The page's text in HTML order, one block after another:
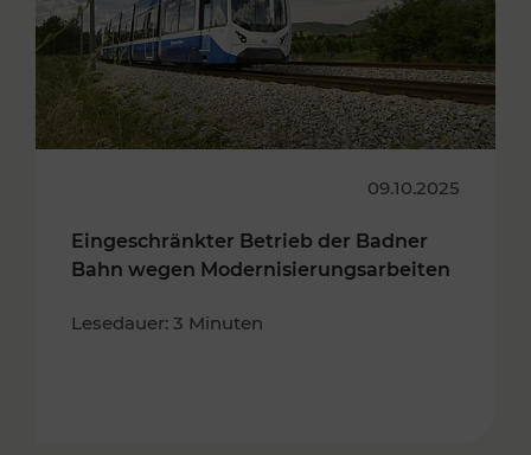
09.10.2025
Eingeschränkter Betrieb der Badner
Bahn wegen Modernisierungsarbeiten
Lesedauer: 3 Minuten